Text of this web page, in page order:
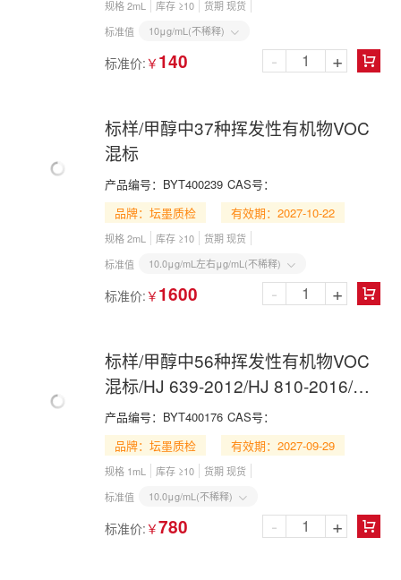
规格 2mL 库存 ≥10
货期 现货
标准值
10μg/mL(不稀释) 
标准价: ￥ 140 
- +
标样/甲醇中37种挥发性有机物VOC
混标
产品编号： BYT400239 CAS号：
品牌：坛墨质检
有效期：2027-10-22
规格 2mL 库存 ≥10
货期 现货
标准值
10.0μg/mL左右μg/mL(不稀释) 
标准价: ￥ 1600 
- +
标样/甲醇中56种挥发性有机物VOC
混标/HJ 639-2012/HJ 810-2016/HJ
1227-2021
产品编号： BYT400176 CAS号：
品牌：坛墨质检
有效期：2027-09-29
规格 1mL 库存 ≥10
货期 现货
标准值
10.0μg/mL(不稀释) 
标准价: ￥780 
- +